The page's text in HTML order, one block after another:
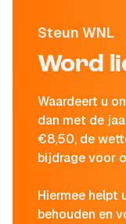
Steun WNL
Word
Waardeert u
dan met de
€8,50, de
bijdrage voor
Hiermee helpt
behouden en